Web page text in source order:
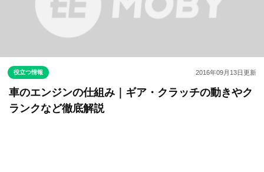
役立つ情報 2016年09月13日更新
車のエンジンの仕組み｜ギア・クラッチの動きやク
ランクなど徹底解説